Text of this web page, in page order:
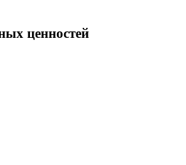
ценностей